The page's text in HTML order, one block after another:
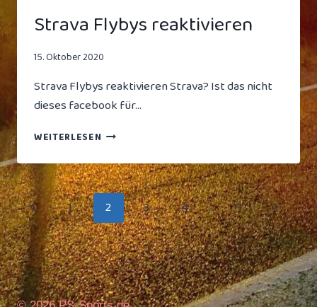
Strava Flybys reaktivieren
15. Oktober 2020
Strava Flybys reaktivieren Strava? Ist das nicht
dieses facebook für…
WEITERLESEN STRAVA
REAKTIVIEREN
Seitennavigation
Vorherige
Seite
1 2 3 4 … 11
Nächste
Seite